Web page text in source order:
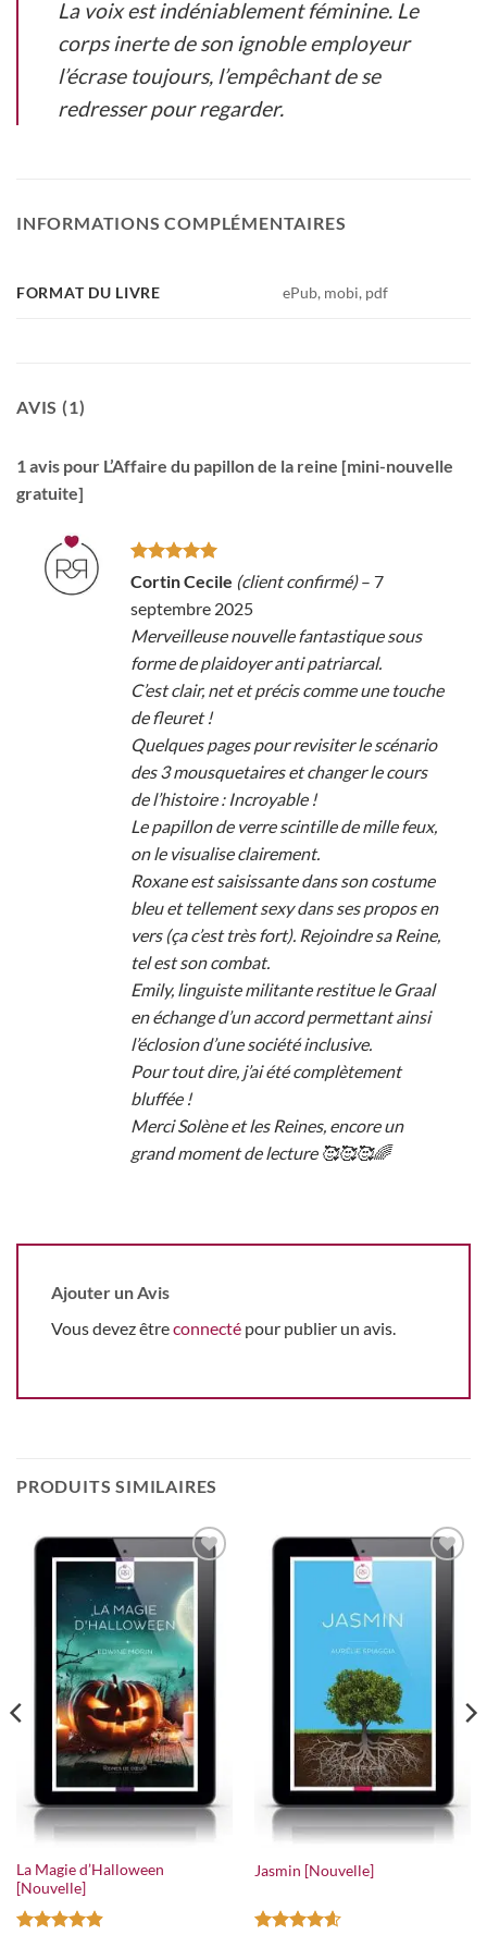
La voix est indéniablement féminine. Le
corps inerte de son ignoble employeur
l’écrase toujours, l’empêchant de se
redresser pour regarder.
INFORMATIONS COMPLÉMENTAIRES
FORMAT DU LIVRE ePub, mobi, pdf
AVIS (1)
1 avis pour L’Affaire du papillon de la reine [mini-nouvelle
gratuite]
Note5 sur
5
Cortin Cecile (client confirmé) – 7
septembre 2025
Merveilleuse nouvelle fantastique sous
forme de plaidoyer anti patriarcal.
C’est clair, net et précis comme une touche
de fleuret !
Quelques pages pour revisiter le scénario
des 3 mousquetaires et changer le cours
de l’histoire : Incroyable !
Le papillon de verre scintille de mille feux,
on le visualise clairement.
Roxane est saisissante dans son costume
bleu et tellement sexy dans ses propos en
vers (ça c’est très fort). Rejoindre sa Reine,
tel est son combat.
Emily, linguiste militante restitue le Graal
en échange d’un accord permettant ainsi
l’éclosion d’une société inclusive.
Pour tout dire, j’ai été complètement
bluffée !
Merci Solène et les Reines, encore un
grand moment de lecture 🥰🥰🥰🌈
Ajouter un Avis
Vous devez êtreconnecté pour publier un avis.
PRODUITS SIMILAIRES
Ajouter
à la
wishlist
La Magie d’Halloween
[Nouvelle]
Jasmin [Nouvelle]